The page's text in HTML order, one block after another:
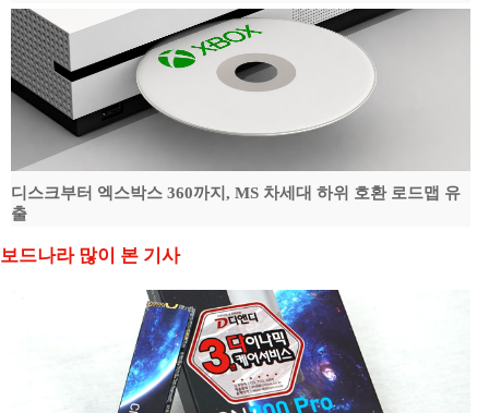
디스크부터 엑스박스 360까지, MS 차세대 하위 호환 로드맵 유
출
보드나라 많이 본 기사